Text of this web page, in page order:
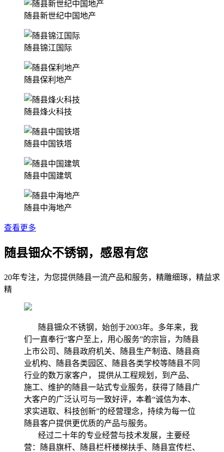
随县新世纪中国地产
随县锦江国际
随县保利地产
随县烽火科技
随县中国铁塔
随县中国建筑
随县中海地产
查看更多
随县钿众不锈钢，感恩有您
20年专注，为您提供随县一流产品和服务，精雕细琢，精益求
精
随县钿众不锈钢，始创于2003年。多年来，我
们一直奉行“客户至上，用心服务”的宗旨，为随县
上市公司、随县政府机关、随县生产制造、随县商
业机构、随县各类园区、随县各类学校等随县不同
行业的数万家客户， 提供从工程规划，到产品、
施工、维护的随县一站式专业服务，获得了随县广
大客户的广泛认可与一致好评，本着“诚信为本、
求实进取、科技创新”的经营理念，持续为每一位
随县客户提供更优质的产品与服务。
经过二十年的专业经营与技术发展，主要经
营：随县旗杆、随县栏杆楼梯扶手、随县宣传栏、